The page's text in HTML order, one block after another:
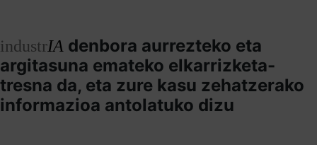
industrIA denbora aurrezteko eta
argitasuna emateko elkarrizketa-
tresna da, eta zure kasu zehatzerako
informazioa antolatuko dizu